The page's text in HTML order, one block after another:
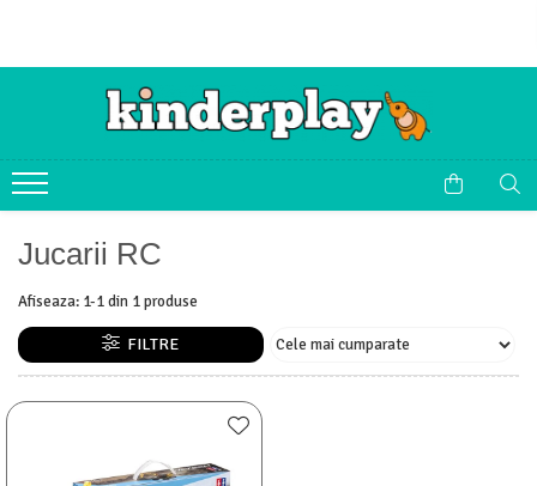
Jucarii RC
Afiseaza: 1-1din 1produse
FILTRE